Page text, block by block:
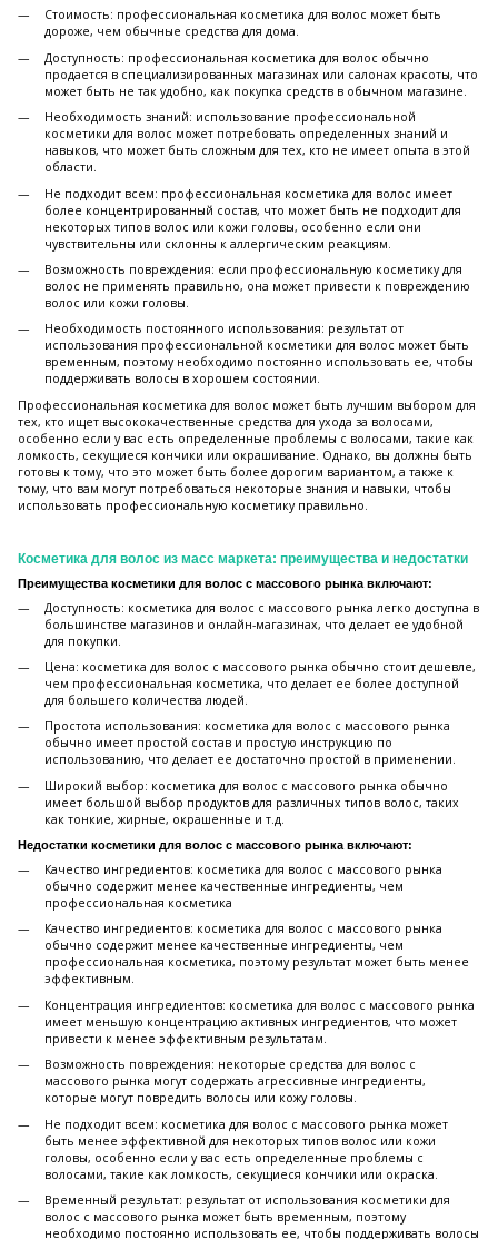
Стоимость: профессиональная косметика для волос может быть
дороже, чем обычные средства для дома.
Доступность: профессиональная косметика для волос обычно
продается в специализированных магазинах или салонах красоты, что
может быть не так удобно, как покупка средств в обычном магазине.
Необходимость знаний: использование профессиональной
косметики для волос может потребовать определенных знаний и
навыков, что может быть сложным для тех, кто не имеет опыта в этой
области.
Не подходит всем: профессиональная косметика для волос имеет
более концентрированный состав, что может быть не подходит для
некоторых типов волос или кожи головы, особенно если они
чувствительны или склонны к аллергическим реакциям.
Возможность повреждения: если профессиональную косметику для
волос не применять правильно, она может привести к повреждению
волос или кожи головы.
Необходимость постоянного использования: результат от
использования профессиональной косметики для волос может быть
временным, поэтому необходимо постоянно использовать ее, чтобы
поддерживать волосы в хорошем состоянии.
Профессиональная косметика для волос может быть лучшим выбором для
тех, кто ищет высококачественные средства для ухода за волосами,
особенно если у вас есть определенные проблемы с волосами, такие как
ломкость, секущиеся кончики или окрашивание. Однако, вы должны быть
готовы к тому, что это может быть более дорогим вариантом, а также к
тому, что вам могут потребоваться некоторые знания и навыки, чтобы
использовать профессиональную косметику правильно.
Косметика для волос из масс маркета: преимущества и недостатки
Преимущества косметики для волос с массового рынка включают:
Доступность: косметика для волос с массового рынка легко доступна в
большинстве магазинов и онлайн-магазинах, что делает ее удобной
для покупки.
Цена: косметика для волос с массового рынка обычно стоит дешевле,
чем профессиональная косметика, что делает ее более доступной
для большего количества людей.
Простота использования: косметика для волос с массового рынка
обычно имеет простой состав и простую инструкцию по
использованию, что делает ее достаточно простой в применении.
Широкий выбор: косметика для волос с массового рынка обычно
имеет большой выбор продуктов для различных типов волос, таких
как тонкие, жирные, окрашенные и т.д.
Недостатки косметики для волос с массового рынка включают:
Качество ингредиентов: косметика для волос с массового рынка
обычно содержит менее качественные ингредиенты, чем
профессиональная косметика
Качество ингредиентов: косметика для волос с массового рынка
обычно содержит менее качественные ингредиенты, чем
профессиональная косметика, поэтому результат может быть менее
эффективным.
Концентрация ингредиентов: косметика для волос с массового рынка
имеет меньшую концентрацию активных ингредиентов, что может
привести к менее эффективным результатам.
Возможность повреждения: некоторые средства для волос с
массового рынка могут содержать агрессивные ингредиенты,
которые могут повредить волосы или кожу головы.
Не подходит всем: косметика для волос с массового рынка может
быть менее эффективной для некоторых типов волос или кожи
головы, особенно если у вас есть определенные проблемы с
волосами, такие как ломкость, секущиеся кончики или окраска.
Временный результат: результат от использования косметики для
волос с массового рынка может быть временным, поэтому
необходимо постоянно использовать ее, чтобы поддерживать волосы